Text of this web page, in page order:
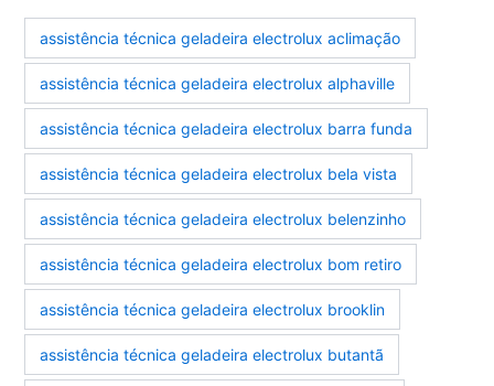
assistência técnica geladeira electrolux aclimação
assistência técnica geladeira electrolux alphaville
assistência técnica geladeira electrolux barra funda
assistência técnica geladeira electrolux bela vista
assistência técnica geladeira electrolux belenzinho
assistência técnica geladeira electrolux bom retiro
assistência técnica geladeira electrolux brooklin
assistência técnica geladeira electrolux butantã